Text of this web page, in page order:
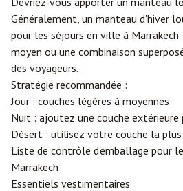
Généralement, un manteau d'hiver
pour les séjours en ville à
moyen ou une combinaison
des voyageurs.
Stratégie recommandée :
Jour : couches légères à moyennes
Nuit : ajoutez une couche extérieure
Désert : utilisez votre couche la plus
Liste de contrôle d'emballage pour
Marrakech
Essentiels vestimentaires